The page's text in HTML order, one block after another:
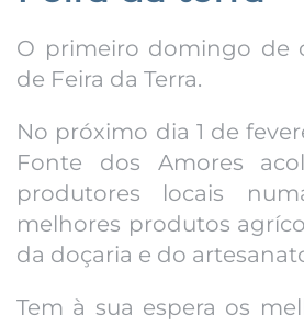
O primeiro domingo de
de Feira da Terra.
No próximo dia 1 de
Fonte dos Amores
produtores locais
melhores produtos
da doçaria e do
Tem à sua espera os